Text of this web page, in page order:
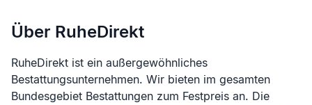
Über RuheDirekt
RuheDirekt ist ein außergewöhnliches
Bestattungsunternehmen. Wir bieten im gesamten
Bundesgebiet Bestattungen zum Festpreis an. Die